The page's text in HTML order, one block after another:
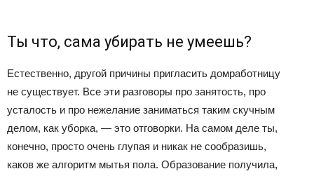
Ты что, сама убирать не умеешь?
Естественно, другой причины пригласить домработницу
не существует. Все эти разговоры про занятость, про
усталость и про нежелание заниматься таким скучным
делом, как уборка, — это отговорки. На самом деле ты,
конечно, просто очень глупая и никак не сообразишь,
каков же алгоритм мытья пола. Образование получила,